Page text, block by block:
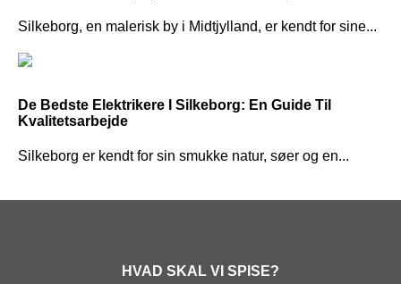
Silkeborg, en malerisk by i Midtjylland, er kendt for sine...
De Bedste Elektrikere I Silkeborg: En Guide Til
Kvalitetsarbejde
Silkeborg er kendt for sin smukke natur, søer og en...
HVAD SKAL VI SPISE?